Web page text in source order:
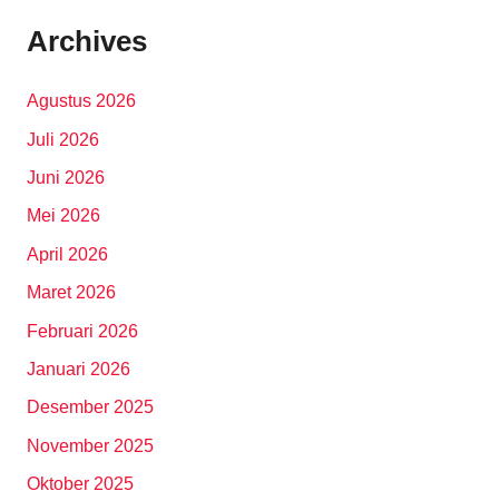
Archives
Agustus 2026
Juli 2026
Juni 2026
Mei 2026
April 2026
Maret 2026
Februari 2026
Januari 2026
Desember 2025
November 2025
Oktober 2025